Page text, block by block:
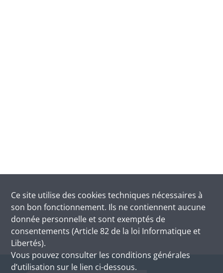
Ce site utilise des cookies techniques nécessaires à
son bon fonctionnement. Ils ne contiennent aucune
donnée personnelle et sont exemptés de
consentements (Article 82 de la loi Informatique et
Libertés).
Vous pouvez consulter les conditions générales
d’utilisation sur le lien ci-dessous.